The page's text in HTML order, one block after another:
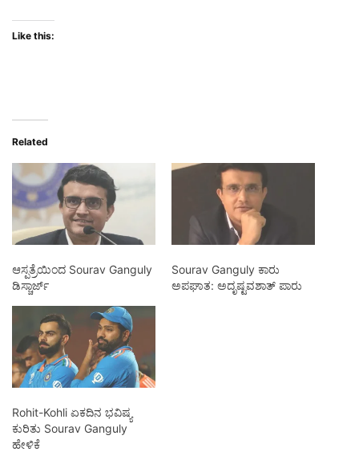
Like this:
Related
ಆಸ್ಪತ್ರೆಯಿಂದ Sourav Ganguly
ಡಿಸ್ಚಾರ್ಜ್
Sourav Ganguly ಕಾರು
ಅಪಘಾತ: ಅದೃಷ್ಟವಶಾತ್ ಪಾರು
Rohit-Kohli ಏಕದಿನ ಭವಿಷ್ಯ
ಕುರಿತು Sourav Ganguly
ಹೇಳಿಕೆ